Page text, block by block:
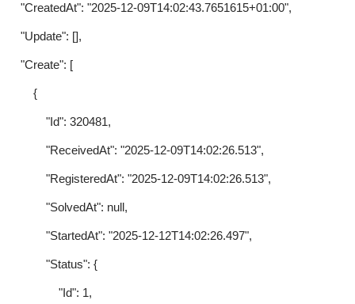
"CreatedAt": "2025-12-09T14:02:43.7651615+01:00",
"Update": [],
"Create": [
{
"Id": 320481,
"ReceivedAt": "2025-12-09T14:02:26.513",
"RegisteredAt": "2025-12-09T14:02:26.513",
"SolvedAt": null,
"StartedAt": "2025-12-12T14:02:26.497",
"Status": {
"Id": 1,